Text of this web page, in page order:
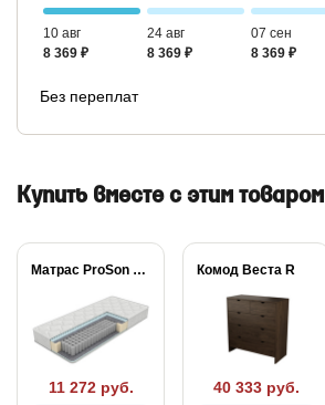
10 авг
8 369 ₽
24 авг
8 369 ₽
07 сен
8 369 ₽
Без переплат
Купить вместе с этим товаром
Матрас ProSon Active...
11 272 руб.
Комод Веста R
40 333 руб.